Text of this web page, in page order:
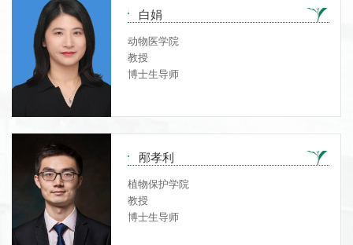
白娟
动物医学院
教授
博士生导师
邴孝利
植物保护学院
教授
博士生导师